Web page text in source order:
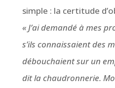
simple : la certitude
« J’ai demandé à mes
s’ils connaissaient des
débouchaient sur un
dit la chaudronnerie.